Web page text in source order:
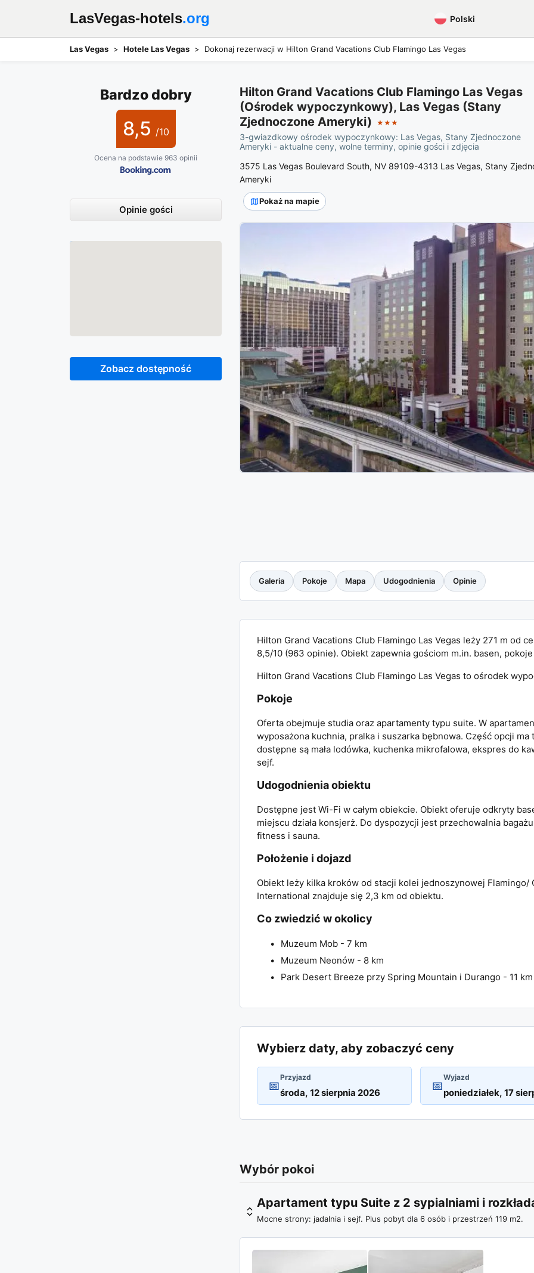
LasVegas-hotels.org Polski
Las Vegas Hotele Las Vegas Dokonaj rezerwacji w Hilton Grand Vacations Club Flamingo Las Vegas
Bardzo dobry
8,5 /10
Ocena na podstawie 963 opinii
Opinie gości
Zobacz dostępność
Hilton Grand Vacations Club Flamingo Las Vegas
(Ośrodek wypoczynkowy), Las Vegas (Stany
Zjednoczone Ameryki)
★★★
3-gwiazdkowy ośrodek wypoczynkowy: Las Vegas, Stany Zjednoczone
Ameryki - aktualne ceny, wolne terminy, opinie gości i zdjęcia
3575 Las Vegas Boulevard South, NV 89109-4313 Las Vegas, Stany
Ameryki
Pokaż na mapie
Galeria Pokoje Mapa Udogodnienia Opinie
Hilton Grand Vacations Club Flamingo Las Vegas leży 271 m od
8,5/10 (963 opinie). Obiekt zapewnia gościom m.in. basen,
Hilton Grand Vacations Club Flamingo Las Vegas to ośrodek
Pokoje
Oferta obejmuje studia oraz apartamenty typu suite. W
wyposażona kuchnia, pralka i suszarka bębnowa. Część opcji
dostępne są mała lodówka, kuchenka mikrofalowa, ekspres do
sejf.
Udogodnienia obiektu
Dostępne jest Wi-Fi w całym obiekcie. Obiekt oferuje odkryty
miejscu działa konsjerż. Do dyspozycji jest przechowalnia
fitness i sauna.
Położenie i dojazd
Obiekt leży kilka kroków od stacji kolei jednoszynowej Flamingo/
International znajduje się 2,3 km od obiektu.
Co zwiedzić w okolicy
Muzeum Mob - 7 km
Muzeum Neonów - 8 km
Park Desert Breeze przy Spring Mountain i Durango - 11 km
Wybierz daty, aby zobaczyć ceny
📅
Przyjazd
📅
Wyjazd
Wybór pokoi
Apartament typu Suite z 2 sypialniami i
Mocne strony: jadalnia i sejf. Plus pobyt dla 6 osób i przestrzeń 119 m2.